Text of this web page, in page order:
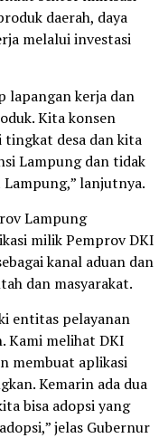
daerah, daya
melalui investasi
lapangan kerja dan
Kita konsen
tingkat desa dan kita
Lampung dan tidak
lanjutnya.
Lampung
milik Pemprov DKI
kanal aduan dan
dan masyarakat.
entitas pelayanan
Kami melihat DKI
membuat aplikasi
Kemarin ada dua
bisa adopsi yang
jelas Gubernur